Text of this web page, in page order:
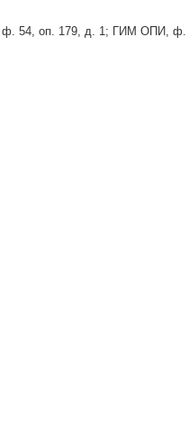
ф. 54, оп. 179, д. 1; ГИМ ОПИ,